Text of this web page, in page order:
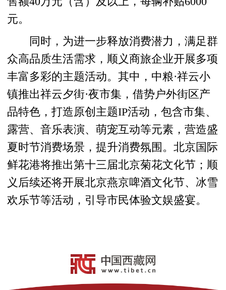
元。
同时，为进一步释放消费潜力，满足群
众高品质生活需求，顺义商旅企业开展多项
丰富多彩的主题活动。其中，中粮·祥云小
镇推出祥云夕街·夜市集，借势户外街区产
品特色，打造原创主题IP活动，包含市集、
露营、音乐表演、萌宠互动等元素，营造盛
夏时节消费场景，提升消费氛围。北京国际
鲜花港将推出第十三届北京菊花文化节；顺
义后续还将开展北京燕京啤酒文化节、冰雪
欢乐节等活动，引导市民体验文娱盛宴。